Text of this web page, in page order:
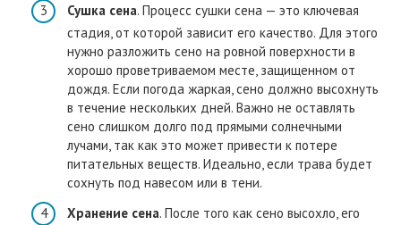
Сушка сена. Процесс сушки сена — это ключевая
стадия, от которой зависит его качество. Для этого
нужно разложить сено на ровной поверхности в
хорошо проветриваемом месте, защищенном от
дождя. Если погода жаркая, сено должно высохнуть
в течение нескольких дней. Важно не оставлять
сено слишком долго под прямыми солнечными
лучами, так как это может привести к потере
питательных веществ. Идеально, если трава будет
сохнуть под навесом или в тени.
Хранение сена. После того как сено высохло, его